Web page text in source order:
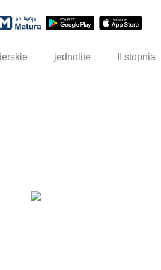
jednolite II stopnia